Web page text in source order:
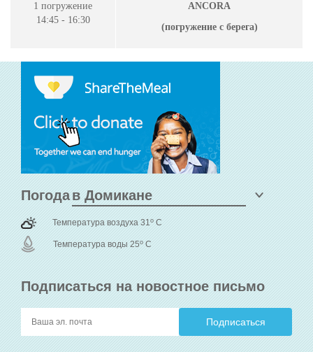
1 погружение
14:45 - 16:30
ANCORA
(погружение с берега)
Подписаться на новостное письмо
Погода
Температура воздуха 31o C
Температура воды 25o C